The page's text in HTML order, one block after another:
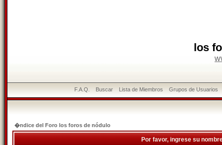
los
F.A.Q. Buscar Lista de Miembros Grupos de Usuarios
�ndice del Foro los foros de nódulo
Por favor, ingrese su